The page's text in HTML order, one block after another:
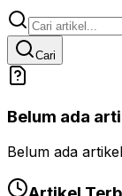
Cari
Belum ada
Belum ada